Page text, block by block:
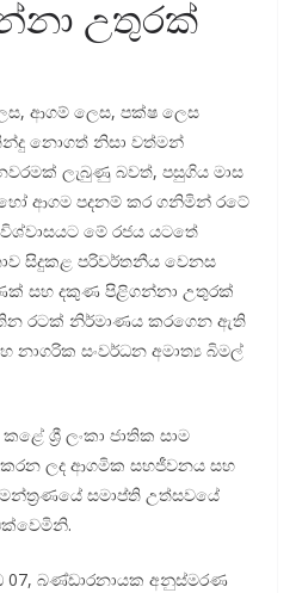
උතුරක්
ආගම් ලෙස, පක්ෂ ලෙස
නොගත් නිසා වත්මන්
ලැබුණු බවත්, පසුගිය මාස
ආගම පදනම් කර ගනිමින් රටේ
මේ රජය යටතේ
සිදුකළ පරිවර්තනීය වෙනස
සහ දකුණ පිළිගන්නා උතුරක්
රටක් නිර්මාණය කරගෙන ඇති
නාගරික සංවර්ධන අමාත්‍ය බිමල්
ශ්‍රී ලංකා ජාතික සාම
ලද ආගමික සහජීවනය සහ
සමාප්ති උත්සවයේ
බණ්ඩාරනායක අනුස්මරණ